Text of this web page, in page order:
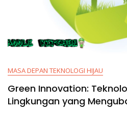
MASA DEPAN TEKNOLOGI HIJAU
Green Innovation:
Lingkungan yang